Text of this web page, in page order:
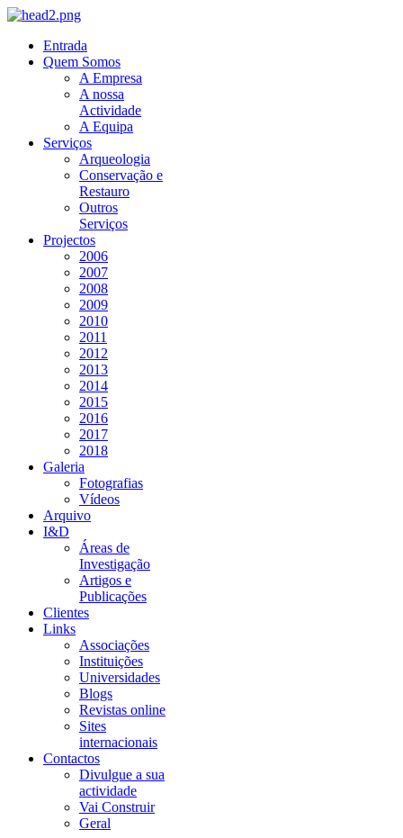
Entrada
Quem Somos
A Empresa
A nossa
Actividade
A Equipa
Serviços
Arqueologia
Conservação e
Restauro
Outros
Serviços
Projectos
2006
2007
2008
2009
2010
2011
2012
2013
2014
2015
2016
2017
2018
Galeria
Fotografias
Vídeos
Arquivo
I&D
Áreas de
Investigação
Artigos e
Publicações
Clientes
Links
Associações
Instituições
Universidades
Blogs
Revistas online
Sites
internacionais
Contactos
Divulgue a sua
actividade
Vai Construir
Geral